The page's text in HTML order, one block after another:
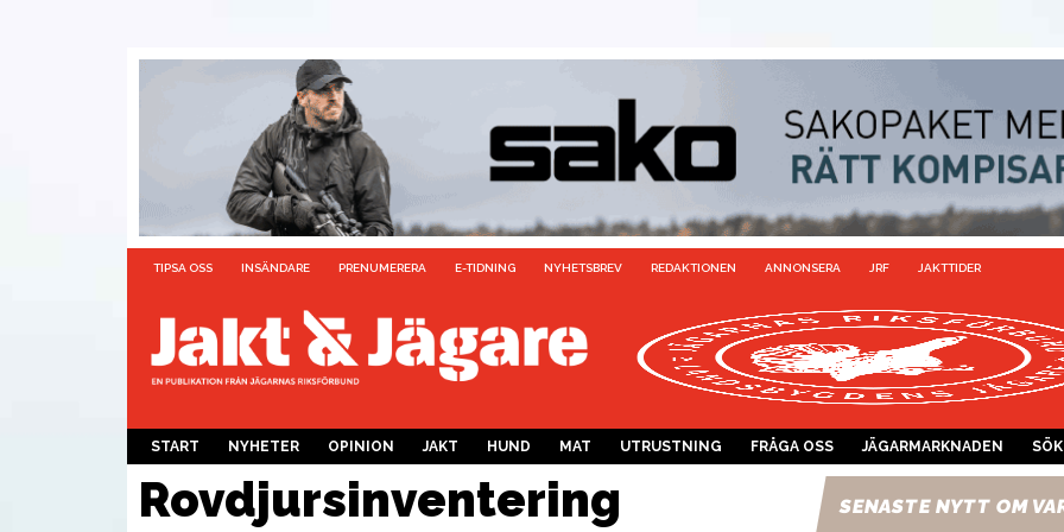
TIPSA OSS INSÄNDARE PRENUMERERA E-TIDNING NYHETSBREV REDAKTIONEN ANNONSERA JRF JAKTTIDER
START NYHETER OPINION JAKT HUND MAT UTRUSTNING FRÅGA OSS JÄGARMARKNADEN SÖK
Rovdjursinventering SENASTE NYTT OM